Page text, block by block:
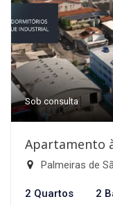
Sob consulta
Apartamento
Palmeiras de
2 Quartos 2